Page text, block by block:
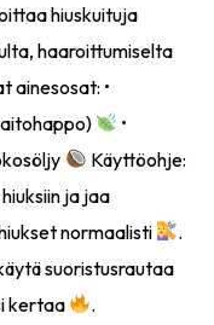
hiuskuituja
haaroittumiselta
ainesosat: •
•
Käyttöohje:
ja jaa
normaalisti
.
suoristusrautaa
kertaa
.